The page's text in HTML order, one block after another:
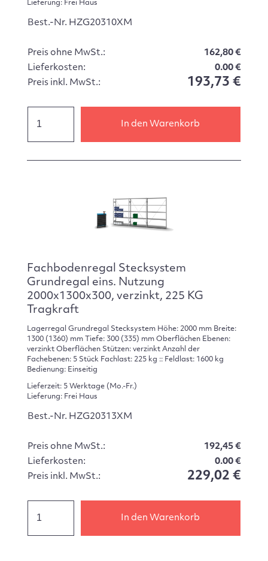
Lieferung: Frei Haus
Best.-Nr. HZG20310XM
Preis ohne MwSt.:
162,80 €
Lieferkosten:
0.00 €
Preis inkl. MwSt.:
193,73 €
In den Warenkorb
Fachbodenregal Stecksystem
Grundregal eins. Nutzung
2000x1300x300, verzinkt, 225 KG
Tragkraft
Lagerregal Grundregal Stecksystem Höhe: 2000 mm Breite:
1300 (1360) mm Tiefe: 300 (335) mm Oberflächen Ebenen:
verzinkt Oberflächen Stützen: verzinkt Anzahl der
Fachebenen: 5 Stück Fachlast: 225 kg :: Feldlast: 1600 kg
Bedienung: Einseitig
Lieferzeit: 5 Werktage (Mo.-Fr.)
Lieferung: Frei Haus
Best.-Nr. HZG20313XM
Preis ohne MwSt.:
192,45 €
Lieferkosten:
0.00 €
Preis inkl. MwSt.:
229,02 €
In den Warenkorb